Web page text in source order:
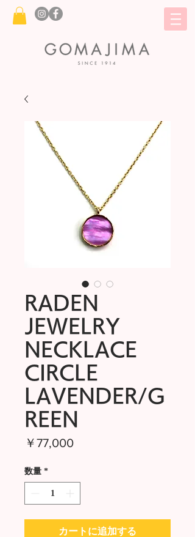
RADEN
JEWELRY
NECKLACE
CIRCLE
LAVENDER/G
REEN
￥77,000価
数量 *
カートに追加する